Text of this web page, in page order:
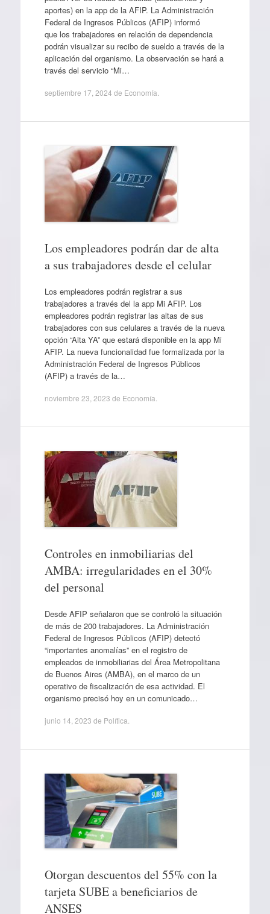
aportes) en la app de la AFIP. La Administración
Federal de Ingresos Públicos (AFIP) informó
que los trabajadores en relación de dependencia
podrán visualizar su recibo de sueldo a través de la
aplicación del organismo. La observación se hará a
través del servicio “Mi…
septiembre 17, 2024 de Economía
Los empleadores podrán dar de alta
a sus trabajadores desde el celular
Los empleadores podrán registrar a sus
trabajadores a través del la app Mi AFIP. Los
empleadores podrán registrar las altas de sus
trabajadores con sus celulares a través de la nueva
opción “Alta YA” que estará disponible en la app Mi
AFIP. La nueva funcionalidad fue formalizada por la
Administración Federal de Ingresos Públicos
(AFIP) a través de la…
noviembre 23, 2023 de Economía
Controles en inmobiliarias del
AMBA: irregularidades en el 30%
del personal
Desde AFIP señalaron que se controló la situación
de más de 200 trabajadores. La Administración
Federal de Ingresos Públicos (AFIP) detectó
“importantes anomalías” en el registro de
empleados de inmobiliarias del Área Metropolitana
de Buenos Aires (AMBA), en el marco de un
operativo de fiscalización de esa actividad. El
organismo precisó hoy en un comunicado…
junio 14, 2023 de Política
Otorgan descuentos del 55% con la
tarjeta SUBE a beneficiarios de
ANSES